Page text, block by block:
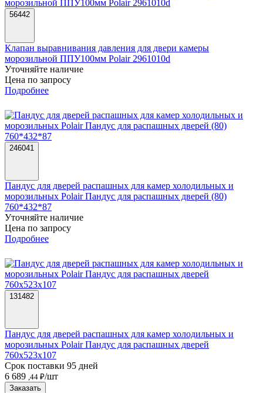
56442
Клапан выравнивания давления для двери камеры
морозильной ППУ100мм Polair 2961010d
Уточняйте наличие
Цена по запросу
Подробнее
246041
Пандус для дверей распашных для камер холодильных и
морозильных Polair Пандус для распашных дверей (80)
760*432*87
Уточняйте наличие
Цена по запросу
Подробнее
131482
Пандус для дверей распашных для камер холодильных и
морозильных Polair Пандус для распашных дверей
760х523х107
Срок поставки 95 дней
6 689 ,44 ₽/шт
Заказать